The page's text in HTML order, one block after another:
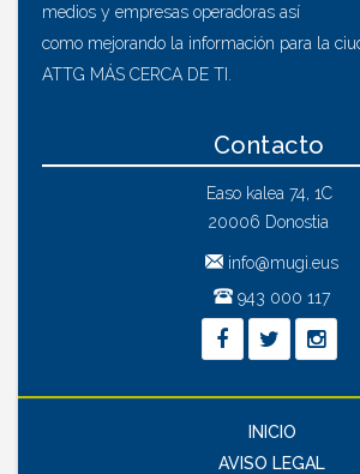
medios y empresas operadoras así
como mejorando la información para la
ATTG MÁS CERCA DE TI.
Contacto
Easo kalea 74, 1C
20006 Donostia
info@mugi.eus
943 000 117
INICIO
AVISO LEGAL